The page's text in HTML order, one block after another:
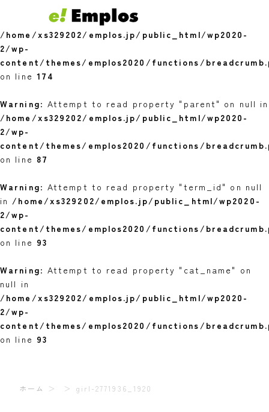
: Undefined variable $youngest in
/home/xs329202/emplos.jp/public_html/wp2020-
2/wp-
content/themes/emplos2020/functions/
on line 174
Warning: Attempt to read property "parent" on null in
/home/xs329202/emplos.jp/public_html/wp2020-
2/wp-
content/themes/emplos2020/functions/
on line 87
Warning: Attempt to read property "term_id" on null
in /home/xs329202/emplos.jp/public_html/wp2020-
2/wp-
content/themes/emplos2020/functions/
on line 93
Warning: Attempt to read property "cat_name" on
null in
/home/xs329202/emplos.jp/public_html/wp2020-
2/wp-
content/themes/emplos2020/functions/
on line 93
ホーム girl-2771936_1920